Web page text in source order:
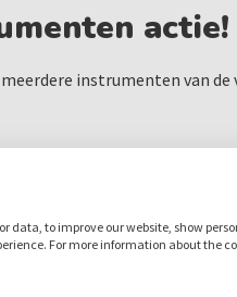
actie!
instrumenten van de
een offerte op maat
korting op
data, to improve our website, show
For more information about the